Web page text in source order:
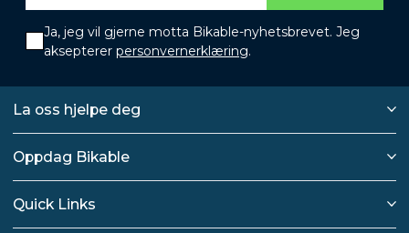
Ja, jeg vil gjerne motta Bikable-nyhetsbrevet. Jeg
aksepterer personvernerklæring.
La oss hjelpe deg
Oppdag Bikable
Quick Links